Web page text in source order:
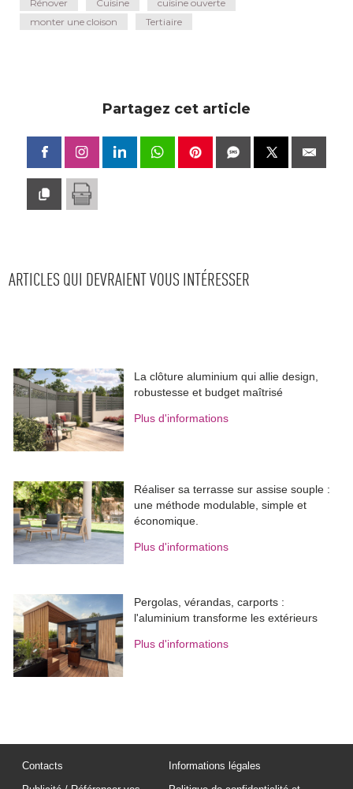
Rénover Cuisine
cuisine ouverte
monter une cloison
Tertiaire
Partagez cet article
ARTICLES QUI DEVRAIENT VOUS INTÉRESSER
La clôture aluminium qui allie design,
robustesse et budget maîtrisé
Plus d'informations
Réaliser sa terrasse sur assise souple :
une méthode modulable, simple et
économique.
Plus d'informations
Pergolas, vérandas, carports :
l'aluminium transforme les extérieurs
Plus d'informations
Contacts
Informations légales